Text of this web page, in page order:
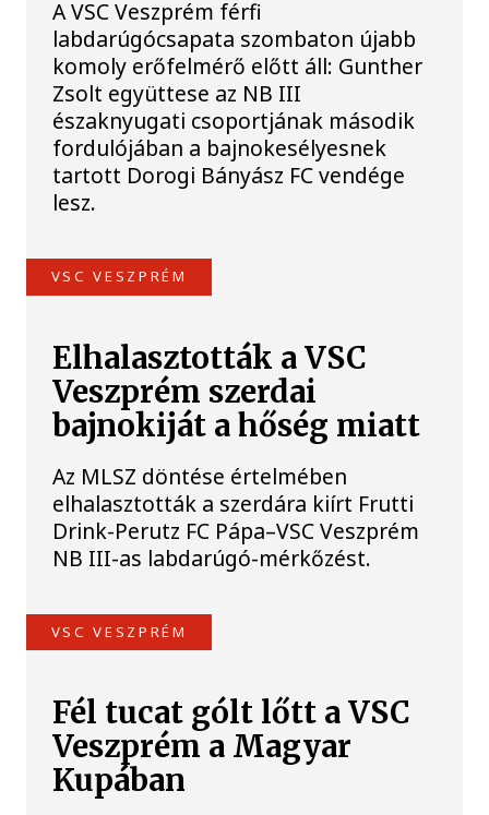
A VSC Veszprém férfi
labdarúgócsapata szombaton újabb
komoly erőfelmérő előtt áll: Gunther
Zsolt együttese az NB III
északnyugati csoportjának második
fordulójában a bajnokesélyesnek
tartott Dorogi Bányász FC vendége
lesz.
VSC VESZPRÉM
Elhalasztották a VSC
Veszprém szerdai
bajnokiját a hőség miatt
Az MLSZ döntése értelmében
elhalasztották a szerdára kiírt Frutti
Drink-Perutz FC Pápa–VSC Veszprém
NB III-as labdarúgó-mérkőzést.
VSC VESZPRÉM
Fél tucat gólt lőtt a VSC
Veszprém a Magyar
Kupában